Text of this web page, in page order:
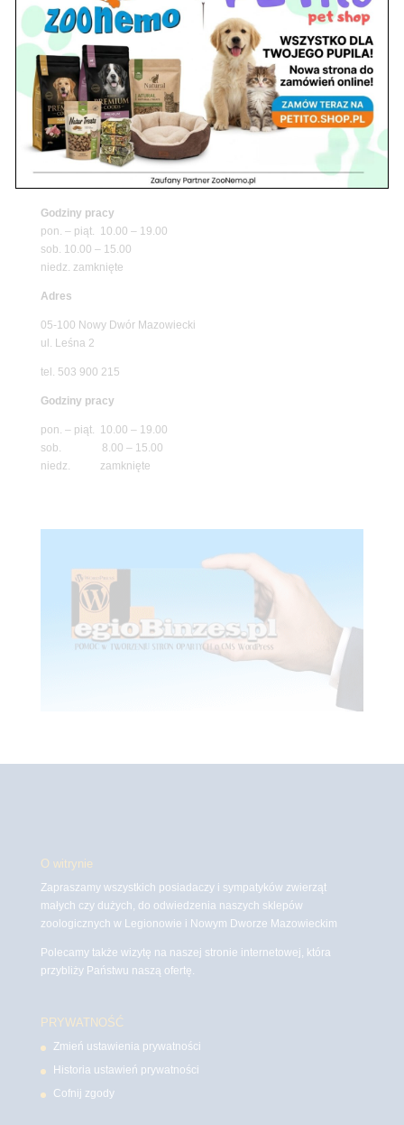
Z Życia Sklepu
Znajdź nas
Adres
05-120 Legionowo
ul. Piłsudskiego 31,
pawilon 134
Godziny pracy
pon. – piąt. 10.00 – 19.00
sob. 10.00 – 15.00
niedz. zamknięte
Adres
05-100 Nowy Dwór Mazowiecki
ul. Leśna 2
tel. 503 900 215
Godziny pracy
pon. – piąt. 10.00 – 19.00
sob. 8.00 – 15.00
niedz. zamknięte
O witrynie
Zapraszamy wszystkich posiadaczy i sympatyków zwierząt
małych czy dużych, do odwiedzenia naszych sklepów
zoologicznych w Legionowie i Nowym Dworze Mazowieckim
Polecamy także wizytę na naszej stronie internetowej, która
przybliży Państwu naszą ofertę.
PRYWATNOŚĆ
Zmień ustawienia prywatności
Historia ustawień prywatności
Cofnij zgody